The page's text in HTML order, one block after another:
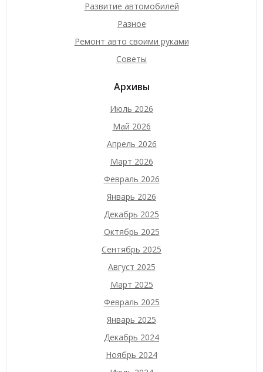
Развитие автомобилей
Разное
Ремонт авто своими руками
Советы
Архивы
Июль 2026
Май 2026
Апрель 2026
Март 2026
Февраль 2026
Январь 2026
Декабрь 2025
Октябрь 2025
Сентябрь 2025
Август 2025
Март 2025
Февраль 2025
Январь 2025
Декабрь 2024
Ноябрь 2024